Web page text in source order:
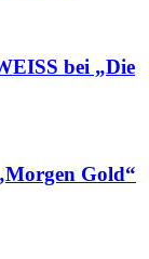
bei „Die
Gold“